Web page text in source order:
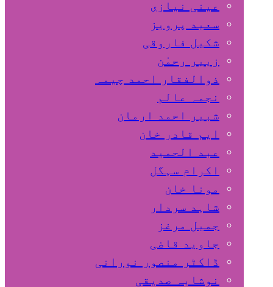
عینی نیازی
سعید پرویز
شکیل فاروقی
زبیر رحمٰن
ذوالفقار احمد چیمہ
نجمہ عالم
شبیر احمد ارمان
ایم قادر خان
عبد الحمید
اکرام سہگل
مونا خان
شاہد سردار
جمیل مرغز
جاوید قاضی
ڈاکٹر منصور نورانی
نوشابہ صدیقی